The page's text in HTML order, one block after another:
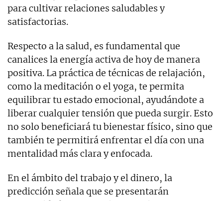
para cultivar relaciones saludables y
satisfactorias.
Respecto a la salud, es fundamental que
canalices la energía activa de hoy de manera
positiva. La práctica de técnicas de relajación,
como la meditación o el yoga, te permita
equilibrar tu estado emocional, ayudándote a
liberar cualquier tensión que pueda surgir. Esto
no solo beneficiará tu bienestar físico, sino que
también te permitirá enfrentar el día con una
mentalidad más clara y enfocada.
En el ámbito del trabajo y el dinero, la
predicción señala que se presentarán